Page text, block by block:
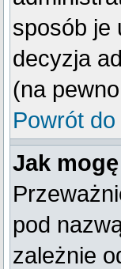
sposób je
decyzja
(na
Powrót
Jak
pod
zależnie